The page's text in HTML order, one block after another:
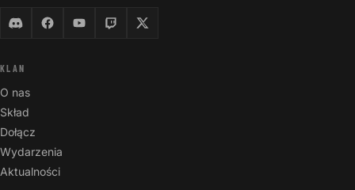
KLAN
O nas
Skład
Dołącz
Wydarzenia
Aktualności